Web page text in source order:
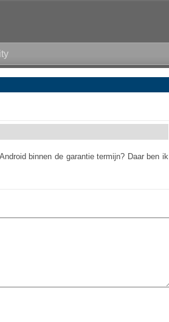
binnen de garantie termijn? Daar ben ik